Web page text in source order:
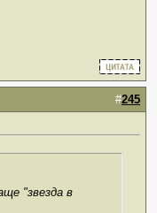
#245
"звезда в